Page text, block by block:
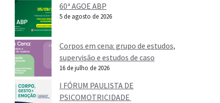
60ª AGOE ABP
5 de agosto de 2026
Corpos em cena: grupo de estudos,
supervisão e estudos de caso
16 de julho de 2026
I FÓRUM PAULISTA DE
PSICOMOTRICIDADE